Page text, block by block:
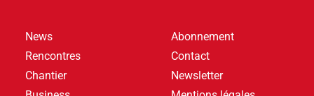
News
Rencontres
Chantier
Abonnement
Contact
Newsletter